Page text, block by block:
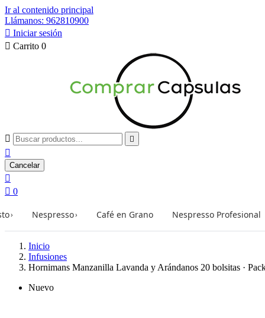
Ir al contenido principal
Llámanos: 962810900
 Iniciar sesión
 Carrito 0
 

Cancelar

 0
› Nespresso› Café en Grano Nespresso Profesional
Inicio
Infusiones
Hornimans Manzanilla Lavanda y Arándanos 20 bolsitas ·
Nuevo